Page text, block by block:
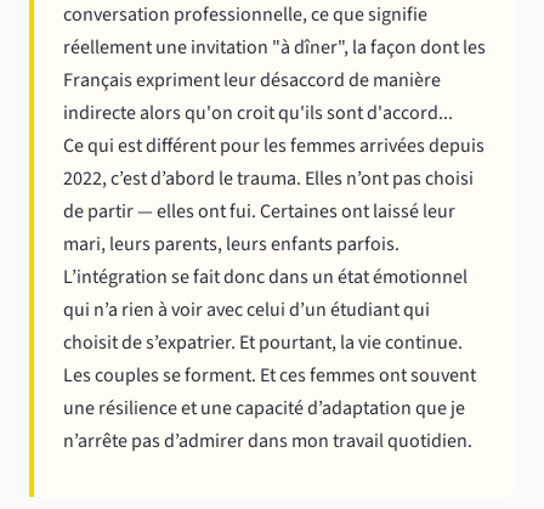
conversation professionnelle, ce que signifie
réellement une invitation "à dîner", la façon dont les
Français expriment leur désaccord de manière
indirecte alors qu'on croit qu'ils sont d'accord...
Ce qui est différent pour les femmes arrivées depuis
2022, c’est d’abord le trauma. Elles n’ont pas choisi
de partir — elles ont fui. Certaines ont laissé leur
mari, leurs parents, leurs enfants parfois.
L’intégration se fait donc dans un état émotionnel
qui n’a rien à voir avec celui d’un étudiant qui
choisit de s’expatrier. Et pourtant, la vie continue.
Les couples se forment. Et ces femmes ont souvent
une résilience et une capacité d’adaptation que je
n’arrête pas d’admirer dans mon travail quotidien.